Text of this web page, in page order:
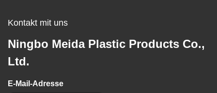
Kontakt mit uns
Ningbo Meida Plastic Products Co.,
Ltd.
E-Mail-Adresse